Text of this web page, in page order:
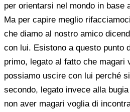
per orientarsi nel mondo in base
Ma per capire meglio
che diamo al nostro amico
con lui. Esistono a questo punto
primo, legato al fatto che magari
possiamo uscire con lui perché
secondo, legato invece alla
non aver magari voglia di